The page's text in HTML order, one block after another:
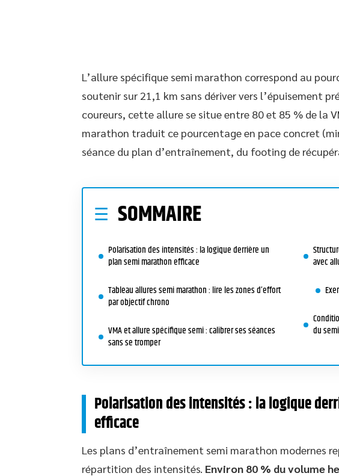
L’allure spécifique semi marathon correspond au
soutenir sur 21,1 km sans dériver vers l’épuisement
coureurs, cette allure se situe entre 80 et 85 % de la
marathon traduit ce pourcentage en pace concret
séance du plan d’entraînement, du footing de
SOMMAIRE
Polarisation des intensités : la logique derrière un
plan semi marathon efficace
Tableau allures semi marathon : lire les zones d’effort
par objectif chrono
VMA et allure spécifique semi : calibrer ses séances
sans se tromper
avec
du
Polarisation des intensités : la logique
efficace
Les plans d’entraînement semi marathon modernes
répartition des intensités. Environ 80 % du volume